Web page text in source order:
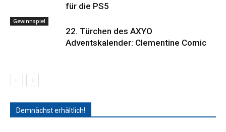
für die PS5
Gewinnspiel
22. Türchen des AXYO
Adventskalender: Clementine Comic
Demnächst erhältlich!